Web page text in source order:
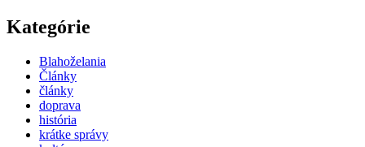
Kategórie
Blahoželania
Články
články
doprava
história
krátke správy